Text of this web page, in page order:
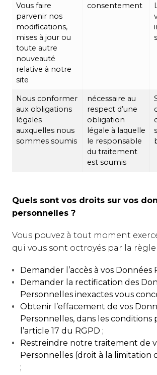
Vous faire
parvenir nos
modifications,
mises à jour ou
toute autre
nouveauté
relative à notre
site
consentement
Nous conformer
aux obligations
légales
auxquelles nous
sommes soumis
nécessaire au
respect d’une
obligation
légale à laquelle
le responsable
du traitement
est soumis
Quels sont vos droits sur vos
personnelles ?
Vous pouvez à tout moment
qui vous sont octroyés par la
Demander l’accès à vos Données
Demander la rectification des
Personnelles inexactes vous
Obtenir l’effacement de vos
Personnelles, dans les conditions
l’article 17 du RGPD ;
Restreindre notre traitement de
Personnelles (droit à la limitation
;